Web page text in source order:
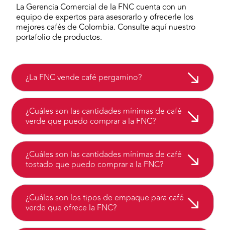
La Gerencia Comercial de la FNC cuenta con un
equipo de expertos para asesorarlo y ofrecerle los
mejores cafés de Colombia. Consulte aquí nuestro
portafolio de productos.
¿La FNC vende café pergamino?
¿Cuáles son las cantidades mínimas de café
verde que puedo comprar a la FNC?
¿Cuáles son las cantidades mínimas de café
tostado que puedo comprar a la FNC?
¿Cuáles son los tipos de empaque para café
verde que ofrece la FNC?